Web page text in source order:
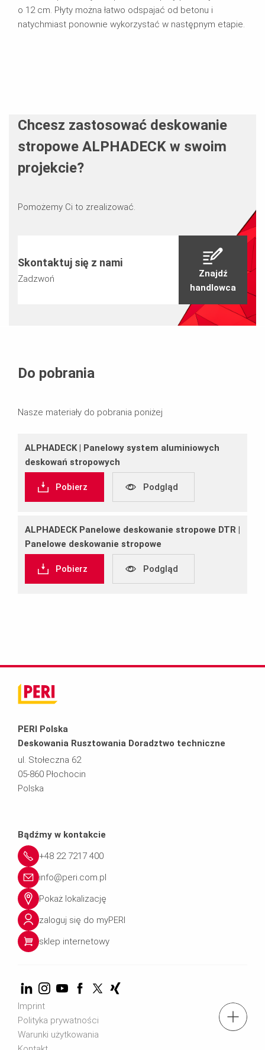
tel.: + 4822 7217 400
o 12 cm. Płyty można łatwo odspajać od betonu i
natychmiast ponownie wykorzystać w następnym etapie.
Chcesz zastosować deskowanie
stropowe ALPHADECK w swoim
projekcie?
Pomożemy Ci to zrealizować.
Skontaktuj się z nami
Zadzwoń
Znajdź
handlowca
Do pobrania
Nasze materiały do pobrania poniżej
ALPHADECK | Panelowy system aluminiowych
deskowań stropowych
Pobierz Podgląd
ALPHADECK Panelowe deskowanie stropowe DTR |
Panelowe deskowanie stropowe
Pobierz Podgląd
PERI Polska
Deskowania Rusztowania Doradztwo techniczne
ul. Stołeczna 62
05-860 Płochocin
Polska
Bądźmy w kontakcie
+48 22 7217 400
info@peri.com.pl
Pokaż lokalizację
zaloguj się do myPERI
sklep internetowy
Imprint
Polityka prywatności
Warunki użytkowania